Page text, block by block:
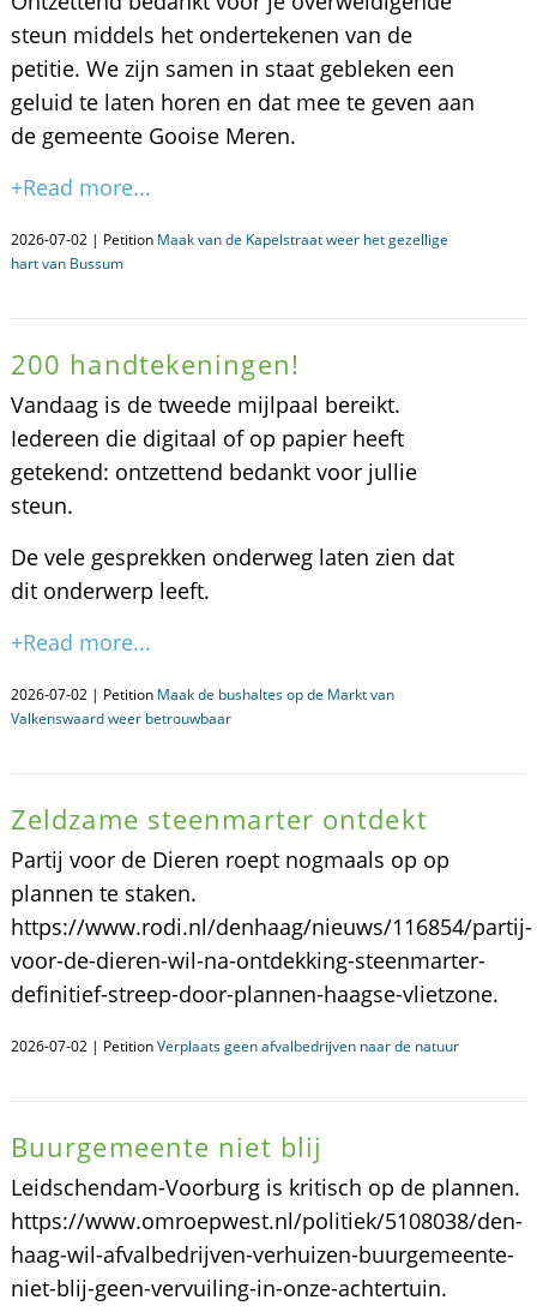
steun middels het ondertekenen van de
petitie. We zijn samen in staat gebleken een
geluid te laten horen en dat mee te geven aan
de gemeente Gooise Meren.
+Read more...
2026-07-02 | Petition Maak van de Kapelstraat weer het gezellige
hart van Bussum
200 handtekeningen!
Vandaag is de tweede mijlpaal bereikt.
Iedereen die digitaal of op papier heeft
getekend: ontzettend bedankt voor jullie
steun.
De vele gesprekken onderweg laten zien dat
dit onderwerp leeft.
+Read more...
2026-07-02 | Petition Maak de bushaltes op de Markt van
Valkenswaard weer betrouwbaar
Zeldzame steenmarter ontdekt
Partij voor de Dieren roept nogmaals op op
plannen te staken.
https://www.rodi.nl/denhaag/nieuws/116854/partij-
voor-de-dieren-wil-na-ontdekking-steenmarter-
definitief-streep-door-plannen-haagse-vlietzone.
2026-07-02 | PetitionVerplaats geen afvalbedrijven naar de natuur
Buurgemeente niet blij
Leidschendam-Voorburg is kritisch op de plannen.
https://www.omroepwest.nl/politiek/5108038/den-
haag-wil-afvalbedrijven-verhuizen-buurgemeente-
niet-blij-geen-vervuiling-in-onze-achtertuin.